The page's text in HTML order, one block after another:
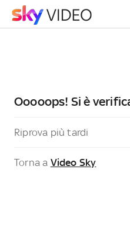
Ooooops! Si è
Riprova più tardi
Torna a Video Sky